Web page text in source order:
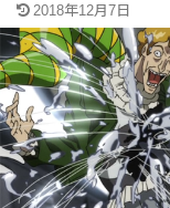
2018年12月7日